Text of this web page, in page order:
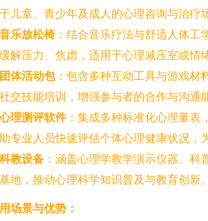
儿童、青少年及成人的心理咨询与治疗
音乐放松椅 ：结合音乐疗法与舒适人体
解压力、焦虑，适用于心理减压室或情
团体活动包：包含多种互动工具与游戏材
交技能培训，增强参与者的合作与沟通
心理测评软件：集成多种标准化心理量表
专业人员快速评估个体心理健康状况，
科教设备 ：涵盖心理学教学演示仪器、
地，推动心理科学知识普及与教育创新。
场景与优势：